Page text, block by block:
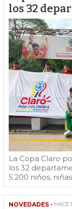
los 32
La Copa Claro
los 32
5.200 niños,
NOVEDADES - HACE